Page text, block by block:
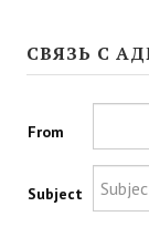
СВЯЗЬ С
From
Subject